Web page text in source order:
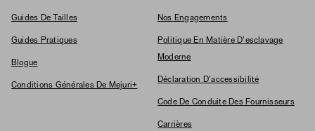
Guides De Tailles
Guides Pratiques
Blogue
Conditions Générales De Mejuri+
Nos Engagements
Politique En Matière D'esclavage
Moderne
Déclaration D'accessibilité
Code De Conduite Des Fournisseurs
Carrières